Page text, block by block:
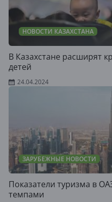
НОВОСТИ КАЗАХСТАНА
В Казахстане расширят
детей
24.04.2024
ЗАРУБЕЖНЫЕ НОВОСТИ
Показатели туризма в
темпами